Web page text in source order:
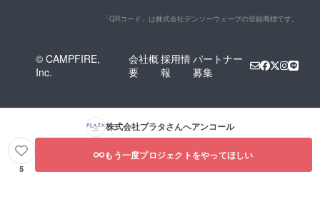
「QRコード」は株式会社デンソーウェーブの登録商標です。
© CAMPFIRE,
Inc.
会社概
要
採用情
報
パートナー
募集
株式会社プラタさんへアンコール
5
もう一度プロジェクトをやってほしい